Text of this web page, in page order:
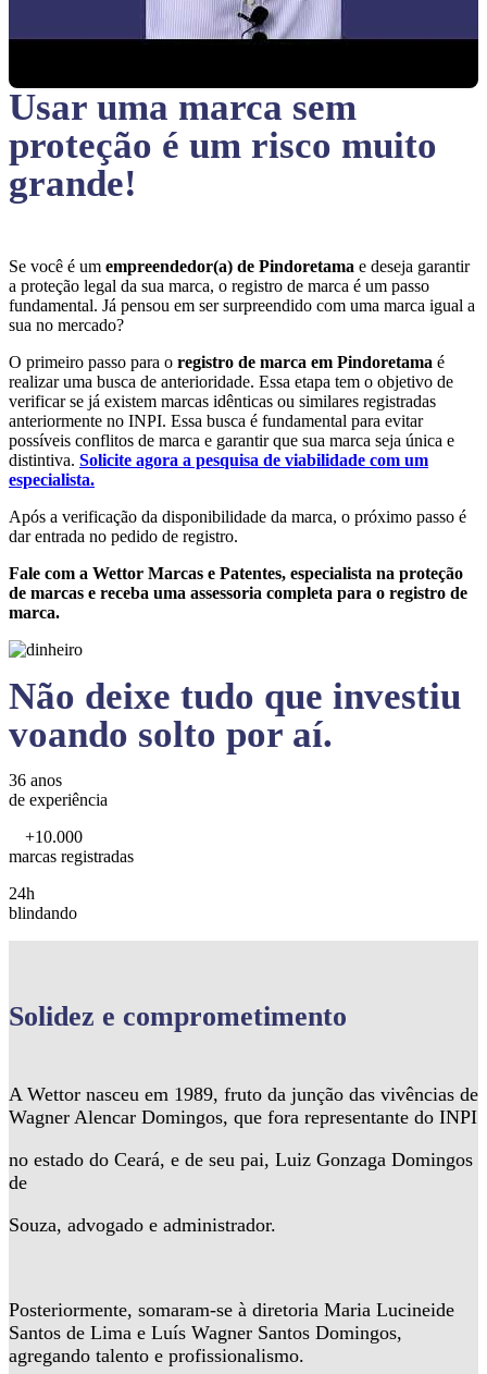
Usar uma marca sem
proteção é um risco muito
grande!
Se você é um empreendedor(a) de Pindoretama e deseja garantir
a proteção legal da sua marca, o registro de marca é um passo
fundamental. Já pensou em ser surpreendido com uma marca igual a
sua no mercado?
O primeiro passo para o registro de marca em Pindoretama é
realizar uma busca de anterioridade. Essa etapa tem o objetivo de
verificar se já existem marcas idênticas ou similares registradas
anteriormente no INPI. Essa busca é fundamental para evitar
possíveis conflitos de marca e garantir que sua marca seja única e
distintiva. Solicite agora a pesquisa de viabilidade com um
especialista.
Após a verificação da disponibilidade da marca, o próximo passo é
dar entrada no pedido de registro.
Fale com a Wettor Marcas e Patentes, especialista na proteção
de marcas e receba uma assessoria completa para o registro de
marca.
Não deixe tudo que investiu
voando solto por aí.
36 anos
de experiência
+10.000
marcas registradas
24h
blindando
Solidez e comprometimento
A Wettor nasceu em 1989, fruto da junção das vivências de
Wagner Alencar Domingos, que fora representante do INPI
no estado do Ceará, e de seu pai, Luiz Gonzaga Domingos
de
Souza, advogado e administrador.
Posteriormente, somaram-se à diretoria Maria Lucineide
Santos de Lima e Luís Wagner Santos Domingos,
agregando talento e profissionalismo.